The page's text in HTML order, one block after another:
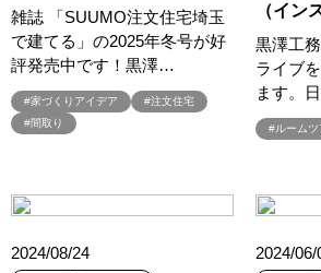
#エアロハス #エネレボZ
#エリア（全国一斉） #エリア（埼玉県）
#オン
#オンライン工場見学 #オンライン相談 #
#オーナー様宅
#オーナー様限定 #オーナ様宅見学会 #オー
雑誌 「SUUMO注文住宅埼玉
で建てる」の2025年冬号が好
評発売中です！黒澤…
#家づくりアイデア
#注文住宅
#間取り
（イン
黒澤工
ライブ
ます。
#ルームツ
2024/08/24 2024/06/